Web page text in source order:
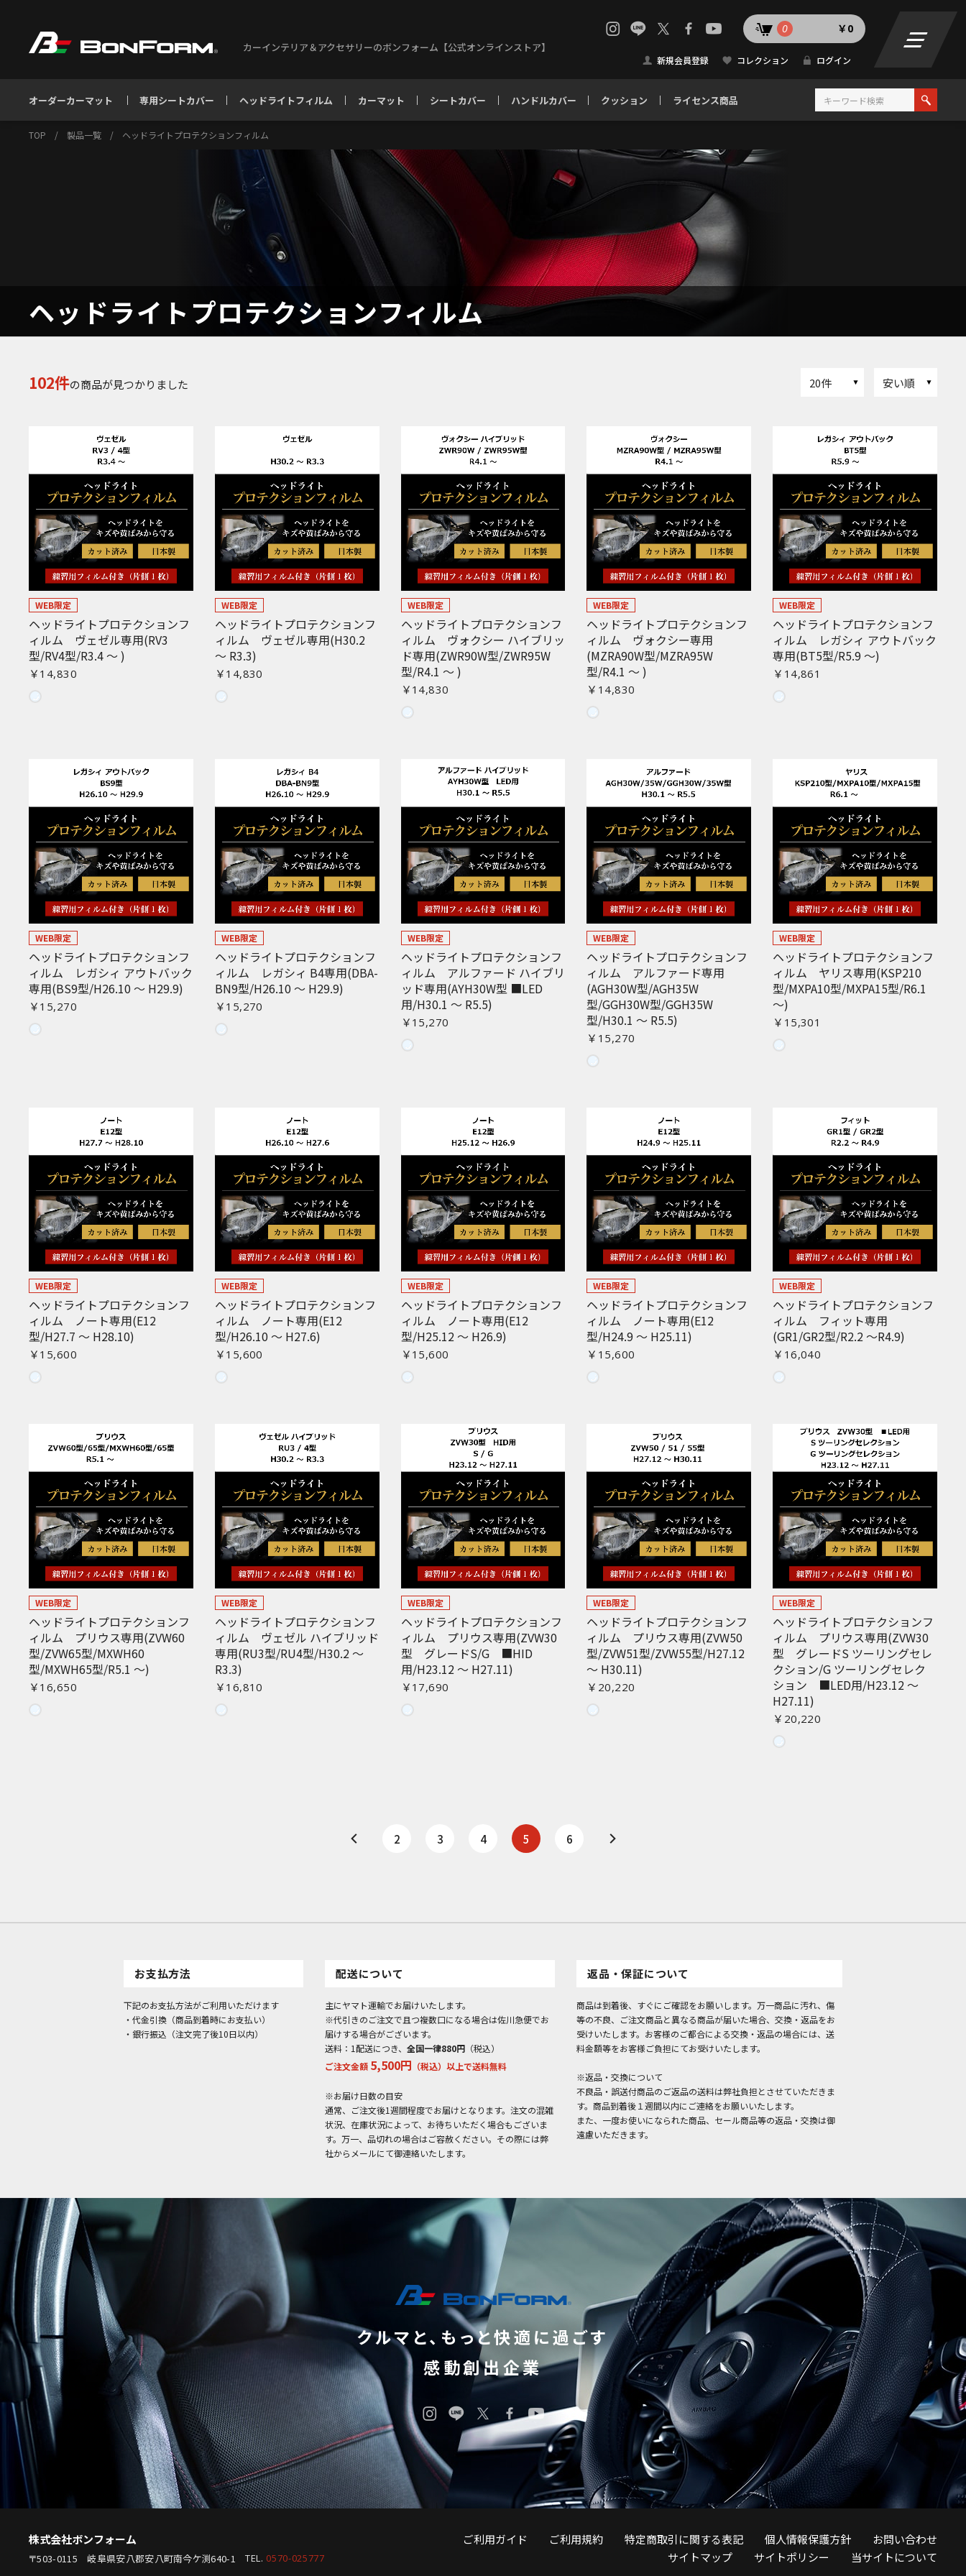
カーインテリア＆アクセサリーのボンフォーム【公式オンラインストア】
0 ￥0
新規会員登録 コレクション ログイン
オーダーカーマット 専用シートカバー ヘッドライトフィルム カーマット シートカバー ハンドルカバー クッション ライセンス商品
TOP / 製品一覧 / ヘッドライトプロテクションフィルム
ヘッドライトプロテクションフィルム
102件の商品が見つかりました 20件 安い順
WEB限定
ヘッドライトプロテクションフ
ィルム ヴェゼル専用(RV3
型/RV4型/R3.4 〜 )
￥14,830
WEB限定
ヘッドライトプロテクションフ
ィルム ヴェゼル専用(H30.2
〜 R3.3)
￥14,830
WEB限定
ヘッドライトプロテクションフ
ィルム ヴォクシー ハイブリッ
ド専用(ZWR90W型/ZWR95W
型/R4.1 〜 )
￥14,830
WEB限定
ヘッドライトプロテクションフ
ィルム ヴォクシー専用
(MZRA90W型/MZRA95W
型/R4.1 〜 )
￥14,830
WEB限定
ヘッドライトプロテクションフ
ィルム レガシィ アウトバック
専用(BT5型/R5.9 〜)
￥14,861
WEB限定
ヘッドライトプロテクションフ
ィルム レガシィ アウトバック
専用(BS9型/H26.10 〜 H29.9)
￥15,270
WEB限定
ヘッドライトプロテクションフ
ィルム レガシィ B4専用(DBA-
BN9型/H26.10 〜 H29.9)
￥15,270
WEB限定
ヘッドライトプロテクションフ
ィルム アルファード ハイブリ
ッド専用(AYH30W型 ■LED
用/H30.1 〜 R5.5)
￥15,270
WEB限定
ヘッドライトプロテクションフ
ィルム アルファード専用
(AGH30W型/AGH35W
型/GGH30W型/GGH35W
型/H30.1 〜 R5.5)
￥15,270
WEB限定
ヘッドライトプロテクションフ
ィルム ヤリス専用(KSP210
型/MXPA10型/MXPA15型/R6.1
〜)
￥15,301
WEB限定
ヘッドライトプロテクションフ
ィルム ノート専用(E12
型/H27.7 〜 H28.10)
￥15,600
WEB限定
ヘッドライトプロテクションフ
ィルム ノート専用(E12
型/H26.10 〜 H27.6)
￥15,600
WEB限定
ヘッドライトプロテクションフ
ィルム ノート専用(E12
型/H25.12 〜 H26.9)
￥15,600
WEB限定
ヘッドライトプロテクションフ
ィルム ノート専用(E12
型/H24.9 〜 H25.11)
￥15,600
WEB限定
ヘッドライトプロテクションフ
ィルム フィット専用
(GR1/GR2型/R2.2 〜R4.9)
￥16,040
WEB限定
ヘッドライトプロテクションフ
ィルム プリウス専用(ZVW60
型/ZVW65型/MXWH60
型/MXWH65型/R5.1 〜)
￥16,650
WEB限定
ヘッドライトプロテクションフ
ィルム ヴェゼル ハイブリッド
専用(RU3型/RU4型/H30.2 〜
R3.3)
￥16,810
WEB限定
ヘッドライトプロテクションフ
ィルム プリウス専用(ZVW30
型 グレードS/G ■HID
用/H23.12 〜 H27.11)
￥17,690
WEB限定
ヘッドライトプロテクションフ
ィルム プリウス専用(ZVW50
型/ZVW51型/ZVW55型/H27.12
〜 H30.11)
￥20,220
WEB限定
ヘッドライトプロテクションフ
ィルム プリウス専用(ZVW30
型 グレードS ツーリングセレ
クション/G ツーリングセレク
ション ■LED用/H23.12 〜
H27.11)
￥20,220
お買い物を続ける カートへ進む
2 3 4 5 6
お支払方法
下記のお支払方法がご利用いただけます
・代金引換（商品到着時にお支払い）
・銀行振込（注文完了後10日以内）
配送について
主にヤマト運輸でお届けいたします。
※代引きのご注文で且つ複数口になる場合は佐川急便でお
届けする場合がございます。
送料：1配送につき、 全国一律880円 （税込）
ご注文金額 5,500円 （税込）以上で送料無料
※お届け日数の目安
通常、ご注文後1週間程度でお届けとなります。注文の混雑
状況、在庫状況によって、お待ちいただく場合もございま
す。万一、品切れの場合はご容赦ください。その際には弊
社からメールにて御連絡いたします。
返品・保証について
商品は到着後、すぐにご確認をお願いします。万一商品に汚れ、傷
等の不良、ご注文商品と異なる商品が届いた場合、交換・返品をお
受けいたします。お客様のご都合による交換・返品の場合には、送
料金額等をお客様ご負担にてお受けいたします。
※返品・交換について
不良品・誤送付商品のご返品の送料は弊社負担とさせていただきま
す。商品到着後１週間以内にご連絡をお願いいたします。
また、一度お使いになられた商品、セール商品等の返品・交換は御
遠慮いただきます。
クルマと、もっと快適に過ごす
感動創出企業
ご利用ガイド ご利用規約 特定商取引に関する表記 個人情報保護方針
お問い合わせ
サイトマップ
サイトポリシー 当サイトについて
株式会社ボンフォーム
〒503-0115 岐阜県安八郡安八町南今ケ渕640-1 TEL. 0570-025777